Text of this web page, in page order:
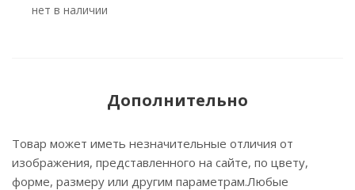
Нет в наличии
Дополнительно
Товар может иметь незначительные отличия от
изображения, представленного на сайте, по цвету,
форме, размеру или другим параметрам.Любые